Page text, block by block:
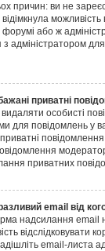
причин: ви не
або ж
з адміністратором
приватні
особисті
для повідомлень у
повідомлення
приватних
email від
надсилання email
відслідковувати
email-листа